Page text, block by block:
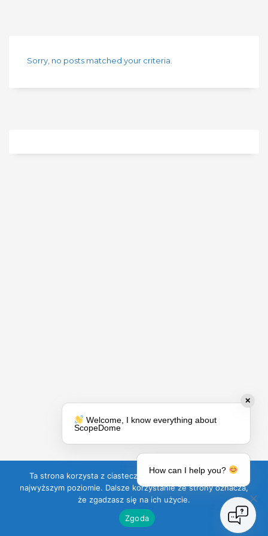
Sorry, no posts matched your criteria.
Ta strona korzysta z ciasteczek aby świadczyć usługi na
najwyższym poziomie. Dalsze korzystanie ze strony oznacza,
że zgadzasz się na ich użycie.
Zgoda
✕
Welcome, I know everything about
ScopeDome
How can I help you?